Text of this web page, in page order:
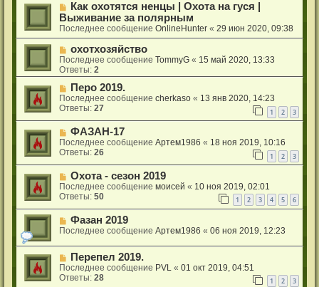
Как охотятся ненцы | Охота на гуся |
Выживание за полярным
Последнее сообщениеOnlineHunter «29 июн 2020, 09:38
охотхозяйство
Последнее сообщениеTommyG « 15 май 2020, 13:33
Ответы:2
Перо 2019.
Последнее сообщениеcherkaso « 13 янв 2020, 14:23
Ответы:27 1 2 3
ФАЗАН-17
Последнее сообщениеAртем1986 « 18 ноя 2019, 10:16
Ответы:26 1 2 3
Охота - сезон 2019
Последнее сообщениемоисей « 10 ноя 2019, 02:01
Ответы:50 1 2 3 4 5 6
Фазан 2019
Последнее сообщениеAртем1986 «06 ноя 2019, 12:23
Перепел 2019.
Последнее сообщение PVL «01 окт 2019, 04:51
Ответы:28 1 2 3